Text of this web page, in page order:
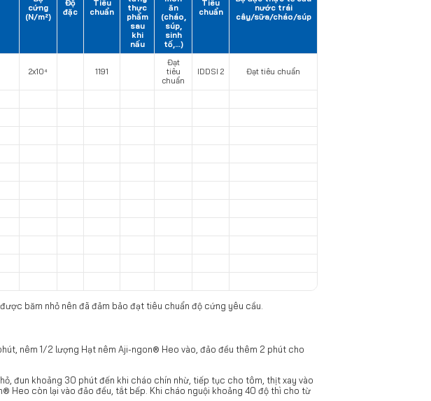
cứng
(N/m²)
Độ
đặc
Tiêu
chuẩn
thực
phẩm
sau
khi
nấu
ăn
(cháo,
súp,
sinh
tố,…)
Tiêu
chuẩn
nước trái
cây/sữa/cháo/súp
2x10⁴ 1191
Đạt
tiêu
chuẩn
IDDSI 2 Đạt tiêu chuẩn
băm nhỏ nên đã đảm bảo đạt tiêu chuẩn độ cứng yêu cầu.
nêm 1/2 lượng Hạt nêm Aji-ngon® Heo vào, đảo đều thêm 2 phút cho
đun khoảng 30 phút đến khi cháo chín nhừ, tiếp tục cho tôm, thịt xay vào
Heo còn lại vào đảo đều, tắt bếp. Khi cháo nguội khoảng 40 độ thì cho từ